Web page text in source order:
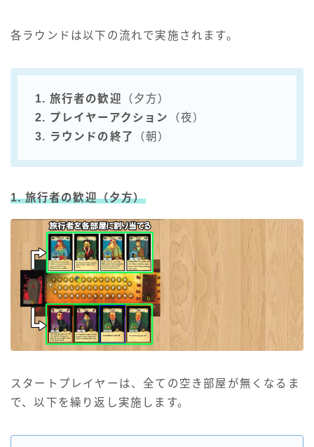
各ラウンドは以下の流れで実施されます。
1. 旅行者の歓迎
（夕方）
2. プレイヤーアクション
（夜）
3. ラウンドの終了
（朝）
1. 旅行者の歓迎（夕方）
スタートプレイヤーは、全ての空き部屋が無くなるま
で、以下を繰り返し実施します。